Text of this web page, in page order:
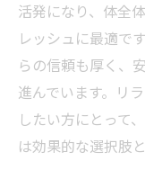
活発になり、体全
レッシュに最適で
らの信頼も厚く、
進んでいます。リ
したい方にとって
は効果的な選択肢